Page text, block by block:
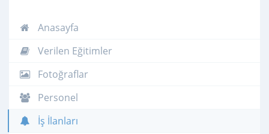
Anasayfa
Verilen Eğitimler
Fotoğraflar
Personel
İş İlanları